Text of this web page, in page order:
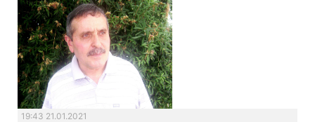
19:43 21.01.2021